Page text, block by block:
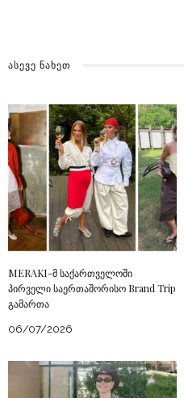
ᲐᲡᲔᲕᲔ ᲜᲐᲮᲔᲗ
MERAKI-მ საქართველოში
პირველი საერთაშორისო Brand Trip
გამართა
06/07/2026